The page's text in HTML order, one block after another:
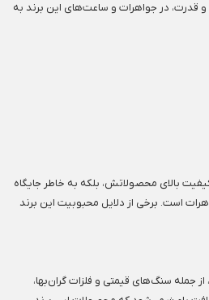
و قدرت، در جواهرات و ساعت‌های این برند به
بالای محصولاتش، بلکه به خاطر جایگاه
است. برخی از دلایل محبوبیت این برند
از جمله سنگ‌های قیمتی و فلزات گران‌بها،